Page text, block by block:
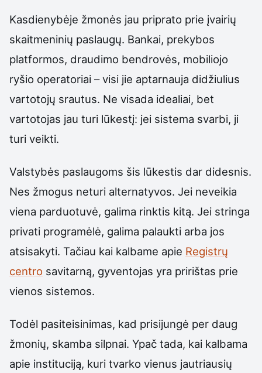
Kasdienybėje žmonės jau priprato prie įvairių
skaitmeninių paslaugų. Bankai, prekybos
platformos, draudimo bendrovės, mobiliojo
ryšio operatoriai – visi jie aptarnauja didžiulius
vartotojų srautus. Ne visada idealiai, bet
vartotojas jau turi lūkestį: jei sistema svarbi, ji
turi veikti.
Valstybės paslaugoms šis lūkestis dar didesnis.
Nes žmogus neturi alternatyvos. Jei neveikia
viena parduotuvė, galima rinktis kitą. Jei stringa
privati programėlė, galima palaukti arba jos
atsisakyti. Tačiau kai kalbame apie Registrų
centro savitarną, gyventojas yra pririštas prie
vienos sistemos.
Todėl pasiteisinimas, kad prisijungė per daug
žmonių, skamba silpnai. Ypač tada, kai kalbama
apie instituciją, kuri tvarko vienus jautriausių